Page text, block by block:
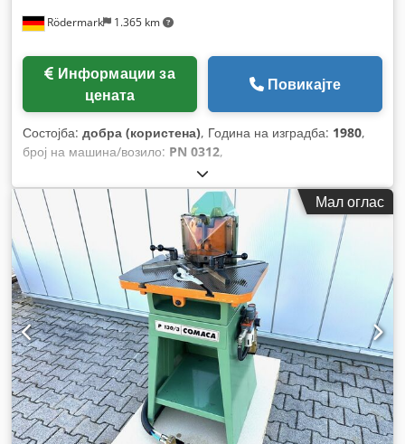
Rödermark 1.365 km
цената
Повикајте
Состојба: добра (користена), Година на изградба: 1980,
број на машина/возило: PN 0312,
Мал оглас